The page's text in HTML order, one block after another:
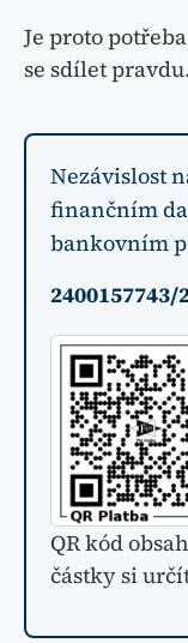
Je proto
se sdílet pravdu.
Nezávislost
finančním
bankovním
2400157743/
QR kód
částky si